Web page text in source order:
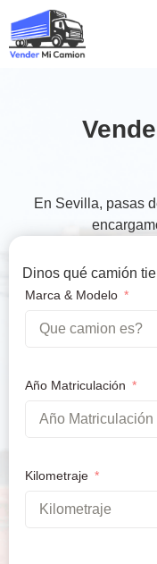
En Sevilla, pasas
Dinos qué camión
Marca & Modelo
Año Matriculación
Kilometraje